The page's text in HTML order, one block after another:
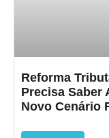
Reforma
Precisa Saber
Novo Cenário